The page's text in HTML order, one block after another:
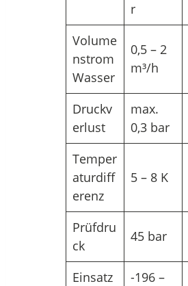
r
Volume
nstrom
Wasser
0,5 – 2
m³/h
Druckv
erlust
max.
0,3 bar
Temper
aturdiff
erenz
5 – 8 K
Prüfdru
ck
45 bar
Einsatz
-196 –